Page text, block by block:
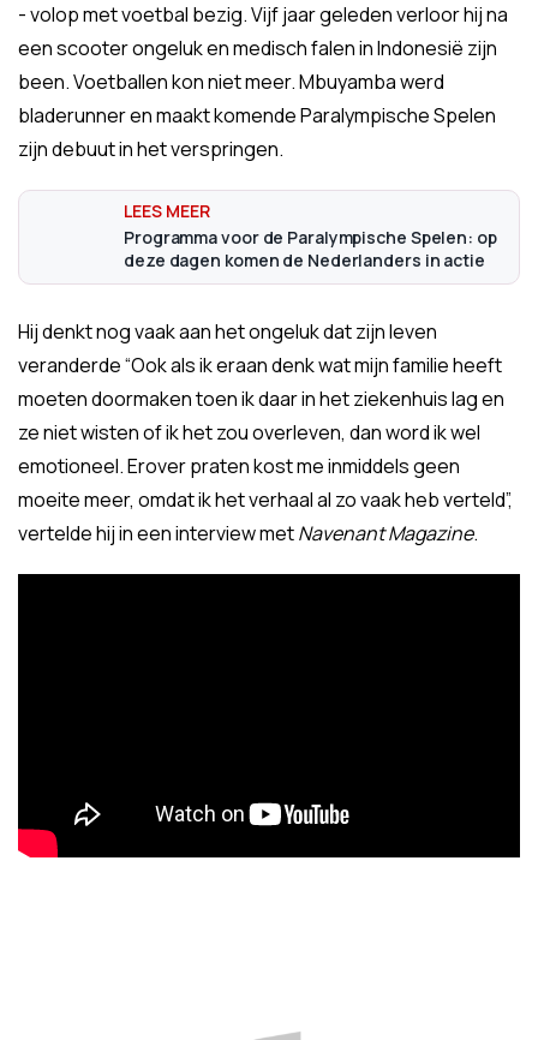
- volop met voetbal bezig. Vijf jaar geleden verloor hij na
een scooter ongeluk en medisch falen in Indonesië zijn
been. Voetballen kon niet meer. Mbuyamba werd
bladerunner en maakt komende Paralympische Spelen
zijn debuut in het verspringen.
Programma voor de Paralympische Spelen: op
deze dagen komen de Nederlanders in actie
Hij denkt nog vaak aan het ongeluk dat zijn leven
veranderde “Ook als ik eraan denk wat mijn familie heeft
moeten doormaken toen ik daar in het ziekenhuis lag en
ze niet wisten of ik het zou overleven, dan word ik wel
emotioneel. Erover praten kost me inmiddels geen
moeite meer, omdat ik het verhaal al zo vaak heb verteld”,
vertelde hij in een interview metNavenant Magazine.